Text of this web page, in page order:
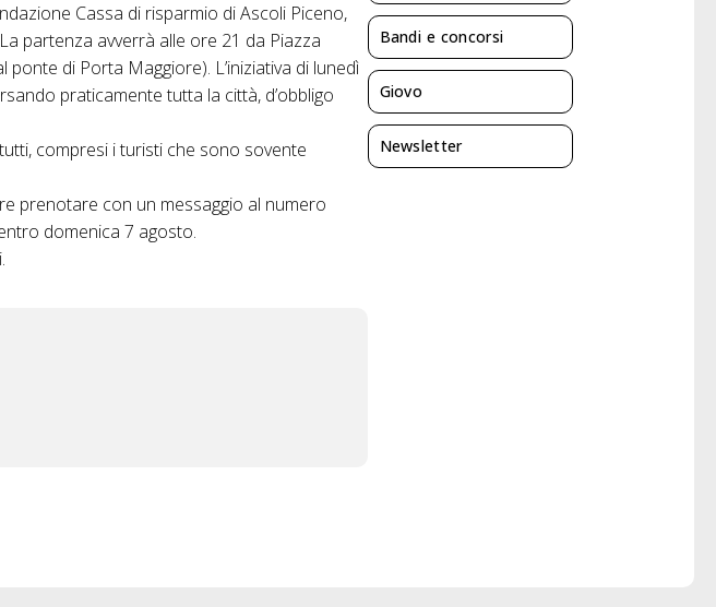
Cassa di risparmio di Ascoli Piceno,
partenza avverrà alle ore 21 da Piazza
di Porta Maggiore). L’iniziativa di lunedì
praticamente tutta la città, d’obbligo
compresi i turisti che sono sovente
prenotare con un messaggio al numero
domenica 7 agosto.
Bandi e concorsi
Giovo
Newsletter